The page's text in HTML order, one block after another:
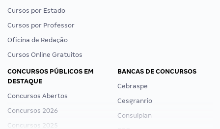
Cursos por Estado
Cursos por Professor
Oficina de Redação
Cursos Online Gratuitos
CONCURSOS PÚBLICOS EM
DESTAQUE
Concursos Abertos
Concursos 2026
Concursos 2025
BANCAS DE CONCURSOS
Cebraspe
Cesgranrio
Consulplan